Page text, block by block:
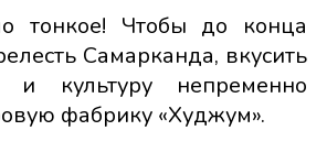
тонкое! Чтобы до конца
Самарканда, вкусить
и культуру непременно
фабрику «Худжум».